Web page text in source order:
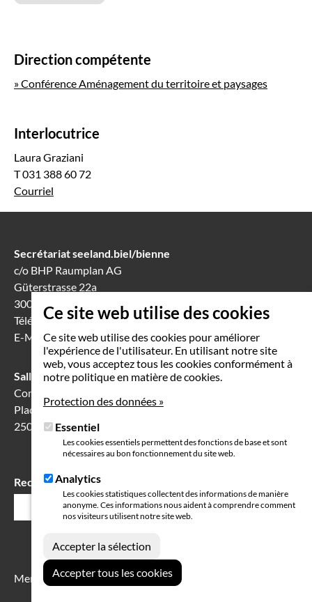
Ce site web utilise des cookies
Ce site web utilise des cookies pour améliorer
l'expérience de l'utilisateur. En utilisant notre site
web, vous acceptez tous les cookies conformément à
notre politique en matière de cookies.
Protection des données »
Essentiel
Les cookies essentiels permettent des fonctions de base et sont
nécessaires au bon fonctionnement du site web.
Analytics
Les cookies statistiques collectent des informations de manière
anonyme. Ces informations nous aident à comprendre comment
nos visiteurs utilisent notre site web.
Direction compétente
» Conférence Aménagement du territoire et paysages
Interlocutrice
Laura Graziani
T 031 388 60 72
Courriel
Secrétariat seeland.biel/bienne
c/o BHP Raumplan AG
Güterstrasse 22a
3008 Berne
Téléphone 031 388 60 60
E-Mail
info(at)seeland-biel-bienne.ch
Salle de séance à Bienne
Communication Center
Place Robert-Walser 7
2503 Bienne
Champ
recherche
Rechercher
Mention légales